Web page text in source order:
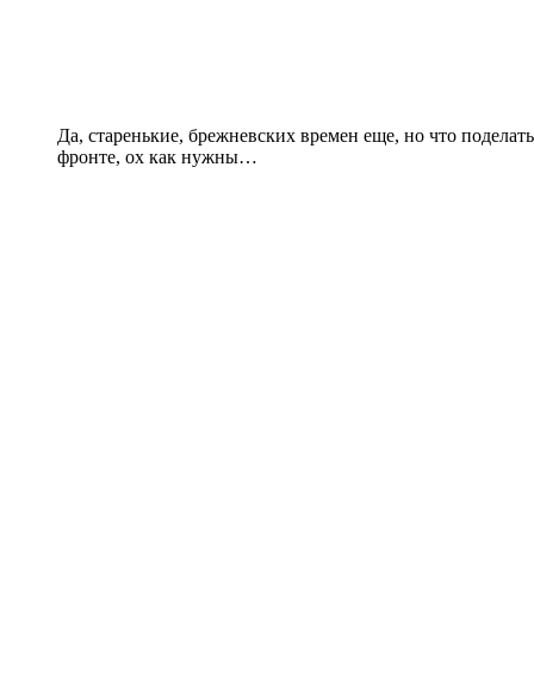
Да, старенькие, брежневских времен еще, но что
фронте, ох как нужны…